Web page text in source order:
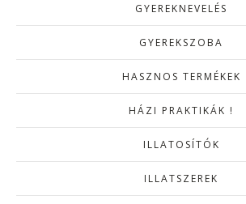
GYEREKNEVELÉS
GYEREKSZOBA
HASZNOS TERMÉKEK
HÁZI PRAKTIKÁK !
ILLATOSÍTÓK
ILLATSZEREK